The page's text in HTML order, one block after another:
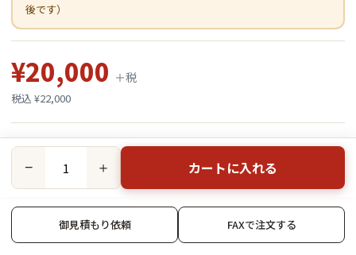
後です）
¥20,000 ＋税
税込 ¥22,000
− ＋ カートに入れる
御見積もり依頼 FAXで注文する